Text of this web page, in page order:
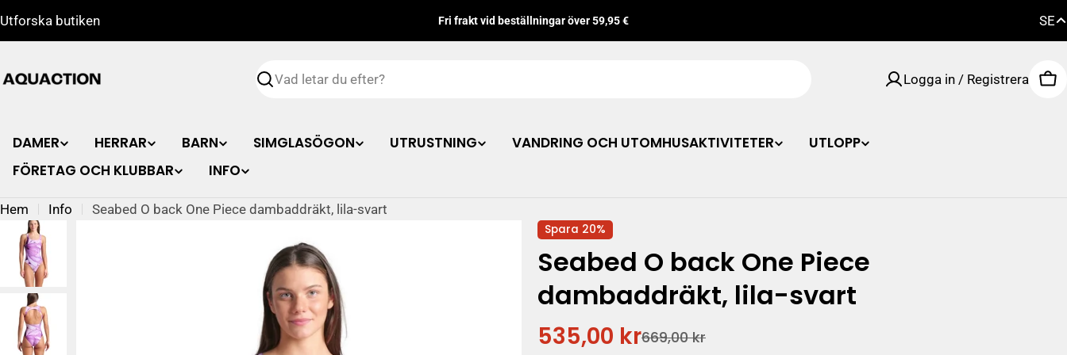
Utforska butiken Fri frakt vid beställningar över 59,95 €
SE
EN
Söka
Logga in / Registrera
DAMER HERRAR BARN SIMGLASÖGON UTRUSTNING VANDRING OCH UTOMHUSAKTIVITETER
UTLOPP
FÖRETAG OCH KLUBBAR
INFO
Hem Info
Seabed O back One Piece dambaddräkt, lila-svart
Spara 20%
Seabed O back One Piece
dambaddräkt, lila-svart
Rabatterat
535,00 kr
Ordinarie669,00 kr